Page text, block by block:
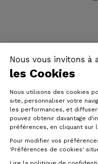
Nous vous invitons à
les Cookies
Nous utilisons des cookies
site, personnaliser votre
les performances, et
pouvez obtenir davantage
préférences, en cliquant sur
Pour modifier vos
'Préférences de cookies'
©